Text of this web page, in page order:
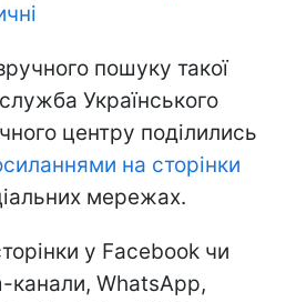
пошуку такої
Українського
центру поділились
на сторінки
мережах.
у Facebook чи
канали, WhatsApp,